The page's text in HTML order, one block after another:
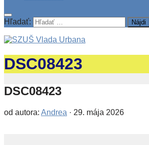
Hľadať:
DSC08423
DSC08423
od autora: Andrea · 29. mája 2026